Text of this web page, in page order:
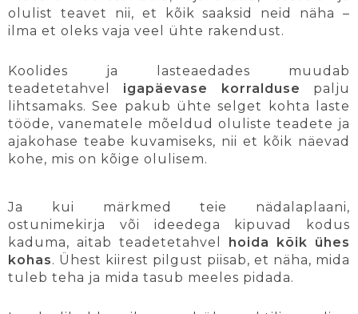
olulist teavet nii, et kõik saaksid neid näha –
ilma et oleks vaja veel ühte rakendust.
Koolides ja lasteaedades muudab
teadetetahvel igapäevase korralduse palju
lihtsamaks. See pakub ühte selget kohta laste
tööde, vanematele mõeldud oluliste teadete ja
ajakohase teabe kuvamiseks, nii et kõik näevad
kohe, mis on kõige olulisem.
Ja kui märkmed teie nädalaplaani,
ostunimekirja või ideedega kipuvad kodus
kaduma, aitab teadetetahvel
hoida kõik ühes
kohas. Ühest kiirest pilgust piisab, et näha, mida
tuleb teha ja mida tasub meeles pidada.